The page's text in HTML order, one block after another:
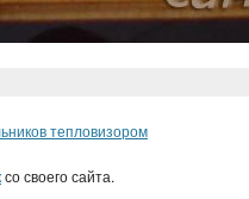
тепловизором
со своего сайта.